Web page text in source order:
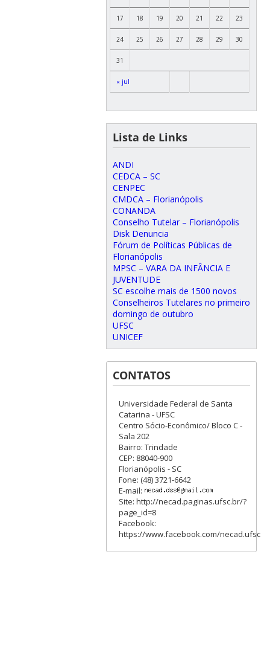
« jul
17 18 19 20 21 22 23
24 25 26 27 28 29 30
31
Lista de Links
ANDI
CEDCA – SC
CENPEC
CMDCA – Florianópolis
CONANDA
Conselho Tutelar – Florianópolis
Disk Denuncia
Fórum de Políticas Públicas de
Florianópolis
MPSC – VARA DA INFÂNCIA E
JUVENTUDE
SC escolhe mais de 1500 novos
Conselheiros Tutelares no primeiro
domingo de outubro
UFSC
UNICEF
CONTATOS
Universidade Federal de Santa
Catarina - UFSC
Centro Sócio-Econômico/ Bloco C -
Sala 202
Bairro: Trindade
CEP: 88040-900
Florianópolis - SC
Fone: (48) 3721-6642
E-mail:
Site: http://necad.paginas.ufsc.br/?
page_id=8
Facebook:
https://www.facebook.com/necad.ufsc